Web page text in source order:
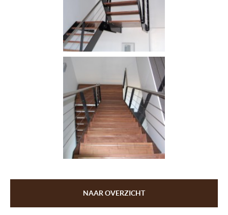
NAAR OVERZICHT